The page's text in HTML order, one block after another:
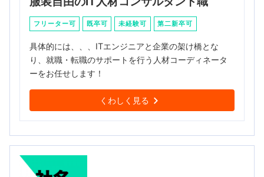
フリーター可 既卒可 未経験可 第二新卒可
具体的には、、、ITエンジニアと企業の架け橋とな
り、就職・転職のサポートを行う人材コーディネータ
ーをお任せします！
くわしく見る